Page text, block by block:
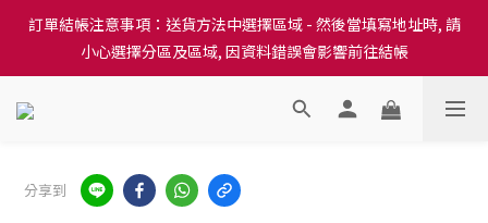
訂單結帳注意事項：送貨方法中選擇區域 - 然後當填寫地址時, 請
小心選擇分區及區域, 因資料錯誤會影響前往結帳
訂單結帳注意事項：送貨方法中選擇區域 - 然後當填寫地址時, 請
小心選擇分區及區域, 因資料錯誤會影響前往結帳
隆重推出本地培育田香雞、金棠雞、粵皇鷄及平原雞等，想食靚雞
訂單結帳注意事項：送貨方法中選擇區域 - 然後當填寫地址時, 請
小心選擇分區及區域, 因資料錯誤會影響前往結帳
分享到